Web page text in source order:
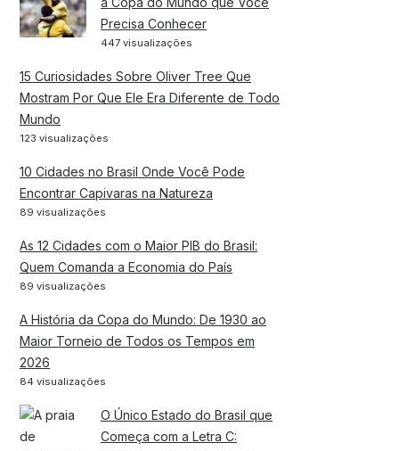
Precisa Conhecer
447 visualizações
15 Curiosidades Sobre Oliver Tree Que
Mostram Por Que Ele Era Diferente de Todo
Mundo
123 visualizações
10 Cidades no Brasil Onde Você Pode
Encontrar Capivaras na Natureza
89 visualizações
As 12 Cidades com o Maior PIB do Brasil:
Quem Comanda a Economia do País
89 visualizações
A História da Copa do Mundo: De 1930 ao
Maior Torneio de Todos os Tempos em
2026
84 visualizações
O Único Estado do Brasil que
Começa com a Letra C: